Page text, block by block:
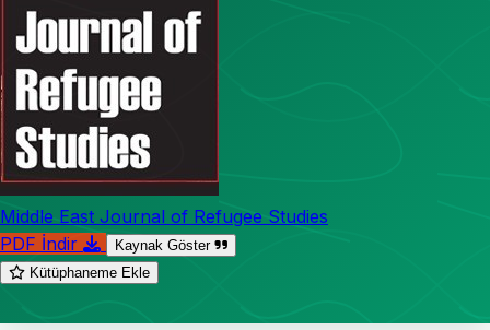
Middle East Journal of Refugee Studies
PDF İndir
Kaynak Göster
Kütüphaneme Ekle